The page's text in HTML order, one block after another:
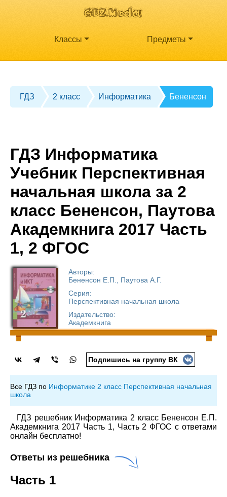
Классы Предметы
ГДЗ 2 класс Информатика Бененсон
ГДЗ Информатика
Учебник Перспективная
начальная школа за 2
класс Бененсон, Паутова
Академкнига 2017 Часть
1, 2 ФГОС
Авторы:
Бененсон Е.П., Паутова А.Г.
Серия:
Перспективная начальная школа
Издательство:
Академкнига
Подпишись на группу ВК
Все ГДЗ по Информатике 2 класс Перспективная начальная
школа
ГДЗ решебник Информатика 2 класс Бененсон Е.П.
Академкнига 2017 Часть 1, Часть 2 ФГОС с ответами
онлайн бесплатно!
Ответы из решебника
Часть 1